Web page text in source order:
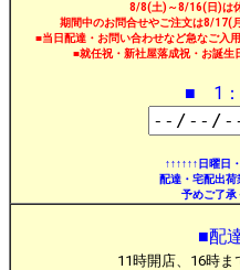
8/8(土)～8/16(日)は
期間中のお問合せやご注文は8/17(
■当日配達・お問い合わせなど急なご入
■就任祝・新社屋落成祝・お誕生
■ 1：
↑↑↑↑↑↑日曜日
配達・宅配出荷
予めご了承
■配
11時開店、16時